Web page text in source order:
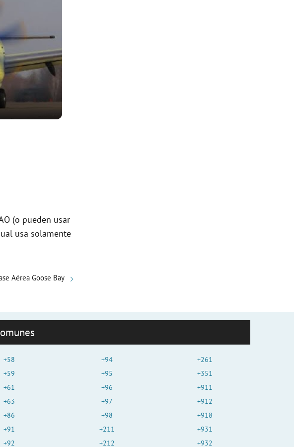
(o pueden usar
usa solamente
Aérea Goose Bay
+58
+59
+61
+63
+86
+91
+92
+94
+95
+96
+97
+98
+211
+212
+261
+351
+911
+912
+918
+931
+932